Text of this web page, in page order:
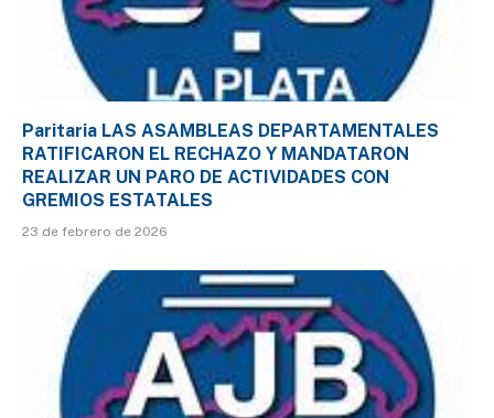
Paritaria LAS ASAMBLEAS DEPARTAMENTALES
RATIFICARON EL RECHAZO Y MANDATARON
REALIZAR UN PARO DE ACTIVIDADES CON
GREMIOS ESTATALES
23 de febrero de 2026